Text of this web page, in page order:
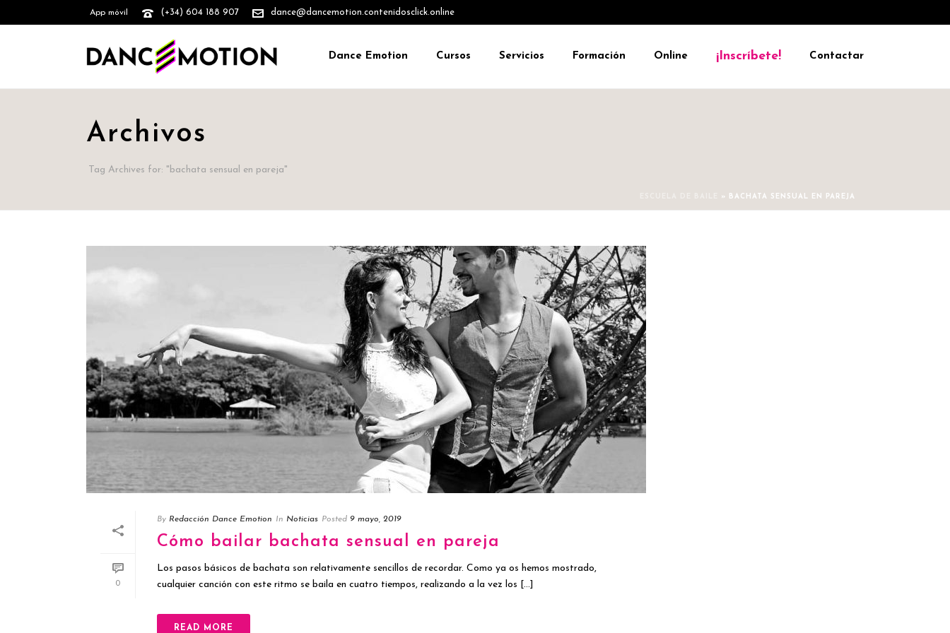
App móvil (+34) 604 188 907 dance@dancemotion.contenidosclick.online
Dance Emotion Cursos Servicios Formación Online ¡Inscríbete! Contactar
Archivos
Tag Archives for: "bachata sensual en pareja"
» BACHATA SENSUAL EN PAREJA
0
By Redacción Dance Emotion In Noticias Posted 9 mayo, 2019
Cómo bailar bachata sensual en pareja
Los pasos básicos de bachata son relativamente sencillos de recordar. Como ya os hemos mostrado,
cualquier canción con este ritmo se baila en cuatro tiempos, realizando a la vez los [...]
READ MORE